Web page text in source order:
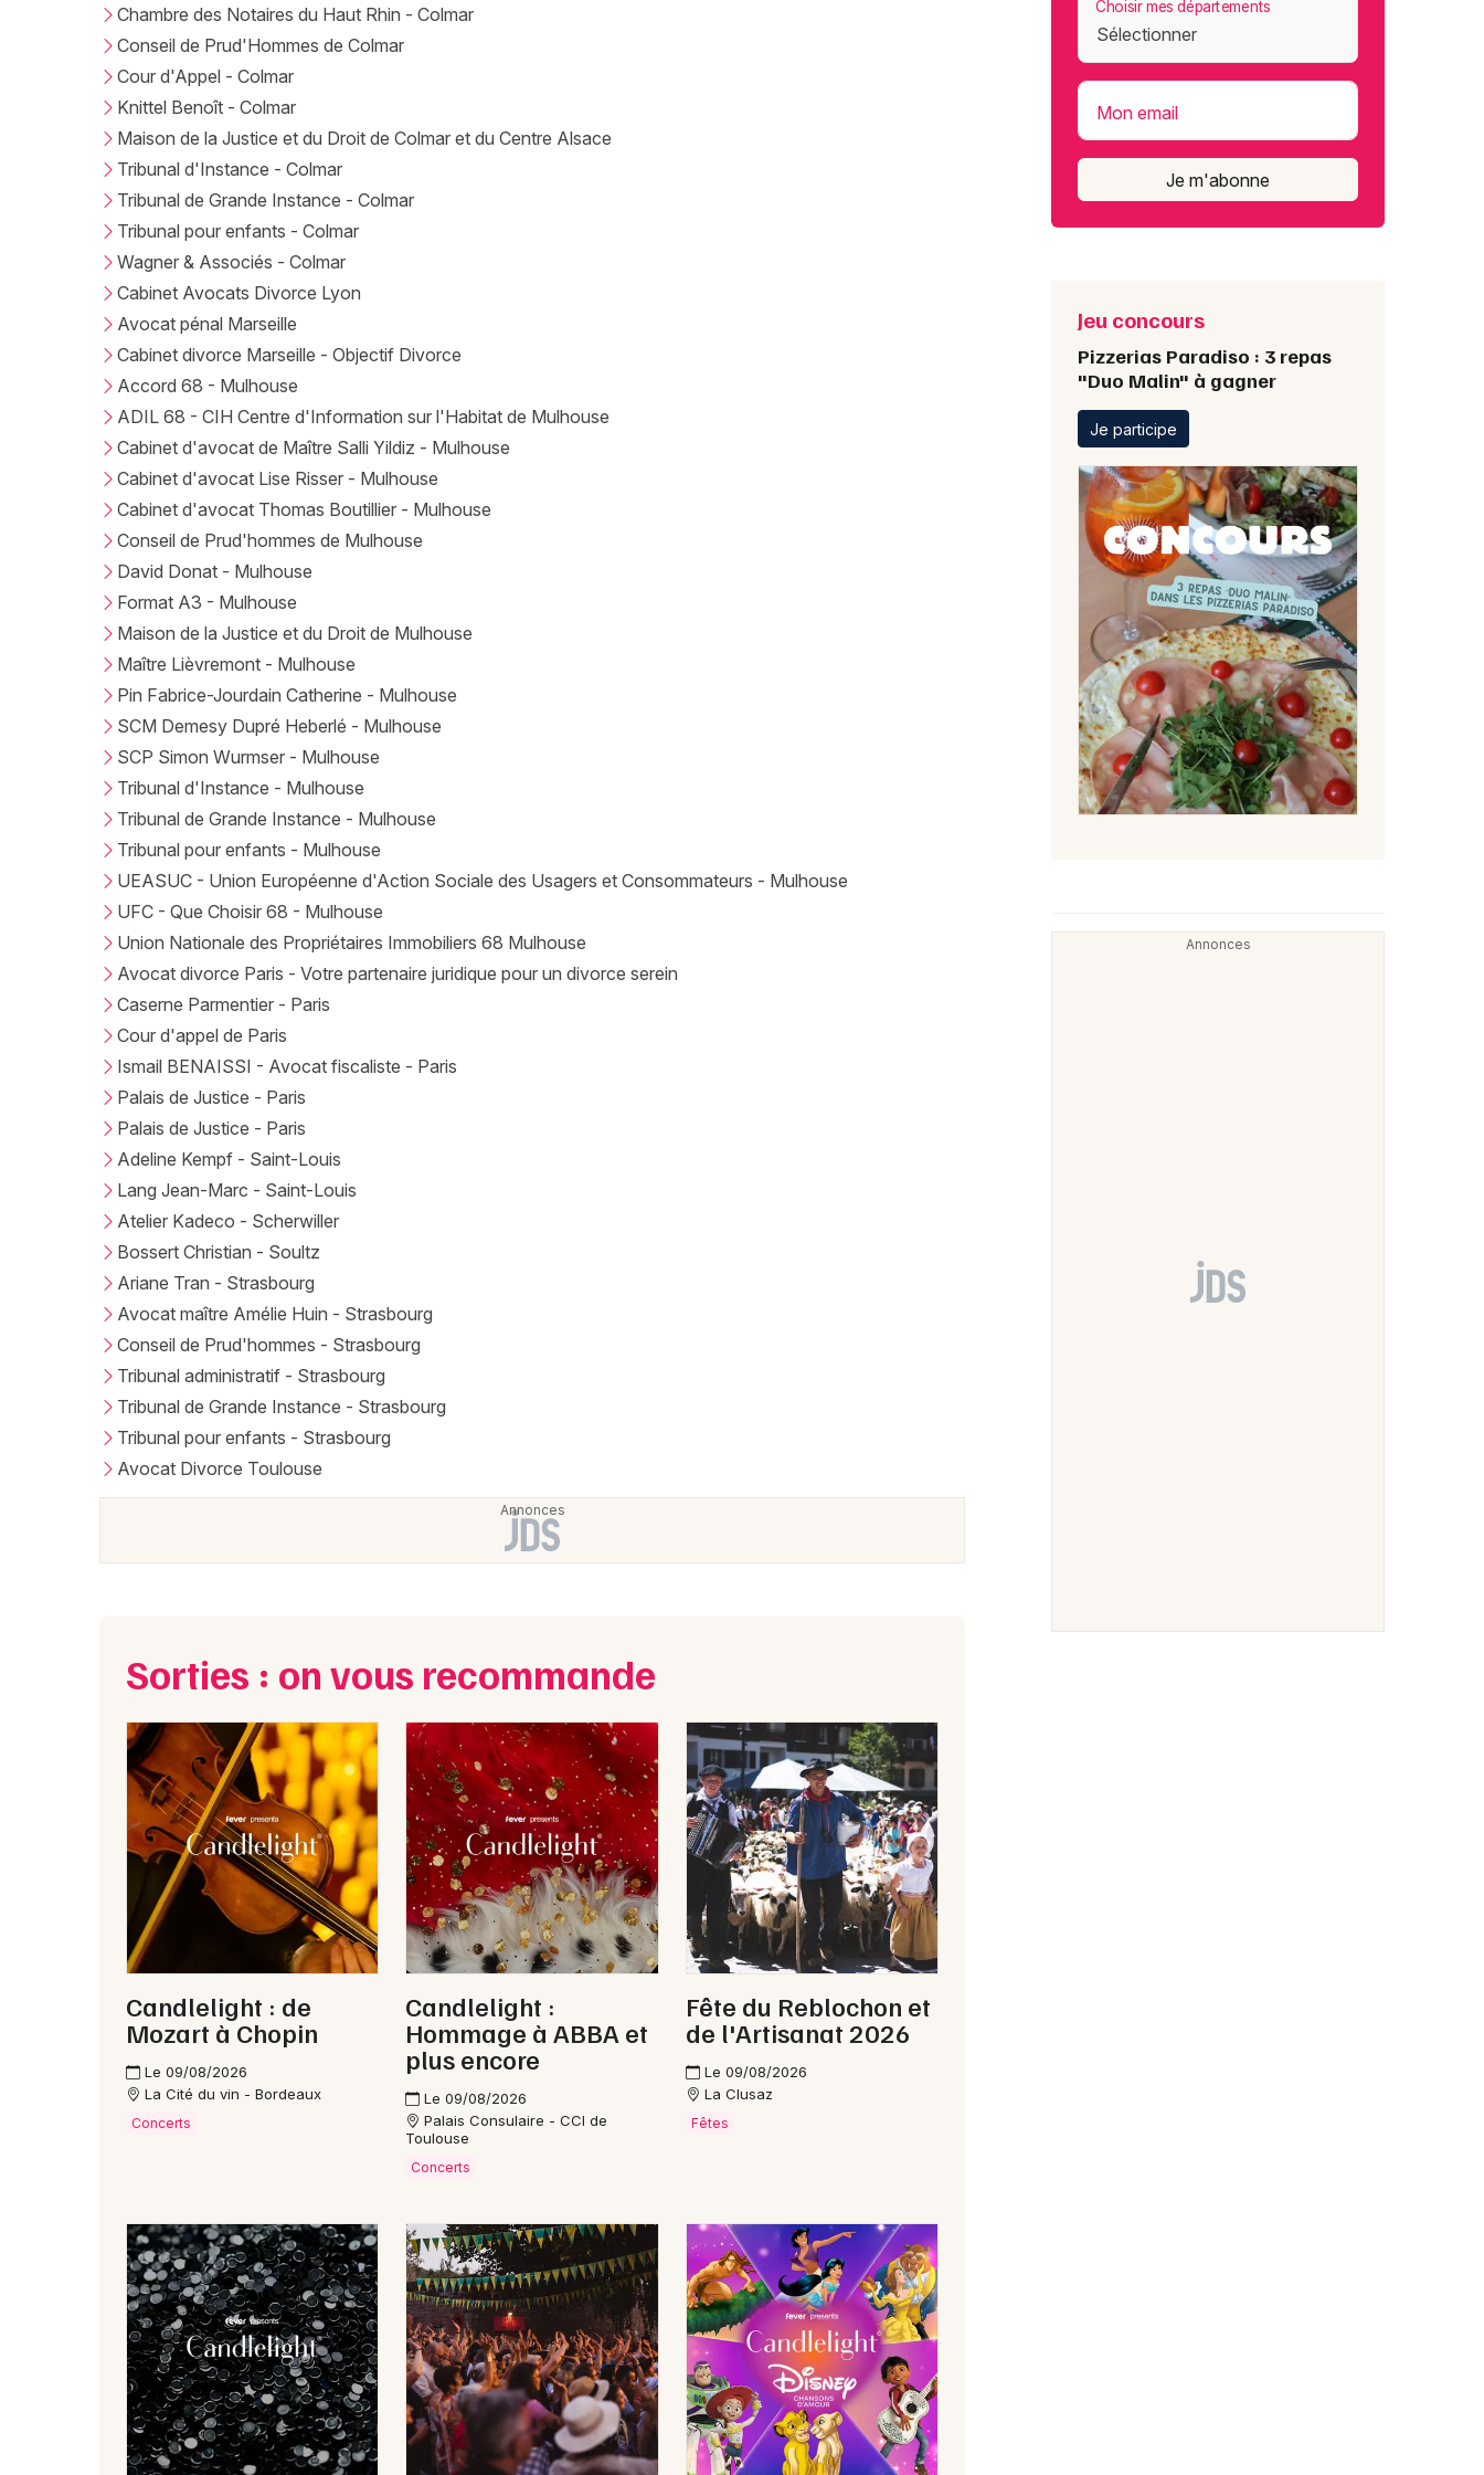
Chambre des Notaires du Haut Rhin - Colmar
Conseil de Prud'Hommes de Colmar
Cour d'Appel - Colmar
Knittel Benoît - Colmar
Maison de la Justice et du Droit de Colmar et du Centre Alsace
Tribunal d'Instance - Colmar
Tribunal de Grande Instance - Colmar
Tribunal pour enfants - Colmar
Wagner & Associés - Colmar
Cabinet Avocats Divorce Lyon
Avocat pénal Marseille
Cabinet divorce Marseille - Objectif Divorce
Accord 68 - Mulhouse
ADIL 68 - CIH Centre d'Information sur l'Habitat de Mulhouse
Cabinet d'avocat de Maître Salli Yildiz - Mulhouse
Cabinet d'avocat Lise Risser - Mulhouse
Cabinet d'avocat Thomas Boutillier - Mulhouse
Conseil de Prud'hommes de Mulhouse
David Donat - Mulhouse
Format A3 - Mulhouse
Maison de la Justice et du Droit de Mulhouse
Maître Lièvremont - Mulhouse
Pin Fabrice-Jourdain Catherine - Mulhouse
SCM Demesy Dupré Heberlé - Mulhouse
SCP Simon Wurmser - Mulhouse
Tribunal d'Instance - Mulhouse
Tribunal de Grande Instance - Mulhouse
Tribunal pour enfants - Mulhouse
UEASUC - Union Européenne d'Action Sociale des Usagers et Consommateurs - Mulhouse
UFC - Que Choisir 68 - Mulhouse
Union Nationale des Propriétaires Immobiliers 68 Mulhouse
Avocat divorce Paris - Votre partenaire juridique pour un divorce serein
Caserne Parmentier - Paris
Cour d'appel de Paris
Ismail BENAISSI - Avocat fiscaliste - Paris
Palais de Justice - Paris
Palais de Justice - Paris
Adeline Kempf - Saint-Louis
Lang Jean-Marc - Saint-Louis
Atelier Kadeco - Scherwiller
Bossert Christian - Soultz
Ariane Tran - Strasbourg
Avocat maître Amélie Huin - Strasbourg
Conseil de Prud'hommes - Strasbourg
Tribunal administratif - Strasbourg
Tribunal de Grande Instance - Strasbourg
Tribunal pour enfants - Strasbourg
Avocat Divorce Toulouse
Sorties : on vous recommande
Candlelight : de
Mozart à Chopin
Le 09/08/2026
La Cité du vin - Bordeaux
Concerts
Candlelight :
Hommage à ABBA et
plus encore
Le 09/08/2026
Palais Consulaire - CCI de
Toulouse
Concerts
Fête du Reblochon et
de l'Artisanat 2026
Le 09/08/2026
La Clusaz
Fêtes
Choisir mes départements
Mon email
Je m'abonne
Jeu concours
Pizzerias Paradiso : 3 repas
"Duo Malin" à gagner
Je participe